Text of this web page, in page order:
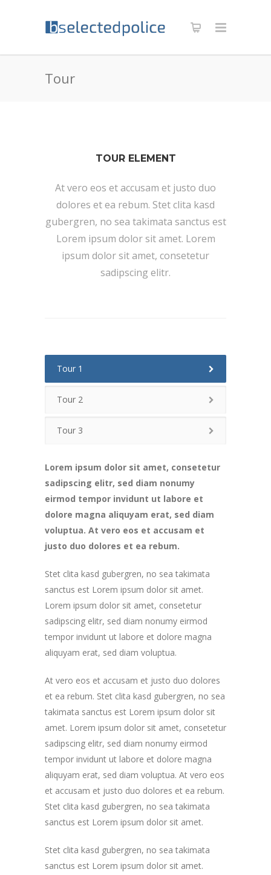
Tour
TOUR ELEMENT
At vero eos et accusam et justo duo
dolores et ea rebum. Stet clita kasd
gubergren, no sea takimata sanctus est
Lorem ipsum dolor sit amet. Lorem
ipsum dolor sit amet, consetetur
sadipscing elitr.
Tour 1
Tour 2
Tour 3
Lorem ipsum dolor sit amet, consetetur
sadipscing elitr, sed diam nonumy
eirmod tempor invidunt ut labore et
dolore magna aliquyam erat, sed diam
voluptua. At vero eos et accusam et
justo duo dolores et ea rebum.
Stet clita kasd gubergren, no sea takimata
sanctus est Lorem ipsum dolor sit amet.
Lorem ipsum dolor sit amet, consetetur
sadipscing elitr, sed diam nonumy eirmod
tempor invidunt ut labore et dolore magna
aliquyam erat, sed diam voluptua.
At vero eos et accusam et justo duo dolores
et ea rebum. Stet clita kasd gubergren, no sea
takimata sanctus est Lorem ipsum dolor sit
amet. Lorem ipsum dolor sit amet, consetetur
sadipscing elitr, sed diam nonumy eirmod
tempor invidunt ut labore et dolore magna
aliquyam erat, sed diam voluptua. At vero eos
et accusam et justo duo dolores et ea rebum.
Stet clita kasd gubergren, no sea takimata
sanctus est Lorem ipsum dolor sit amet.
Stet clita kasd gubergren, no sea takimata
sanctus est Lorem ipsum dolor sit amet.